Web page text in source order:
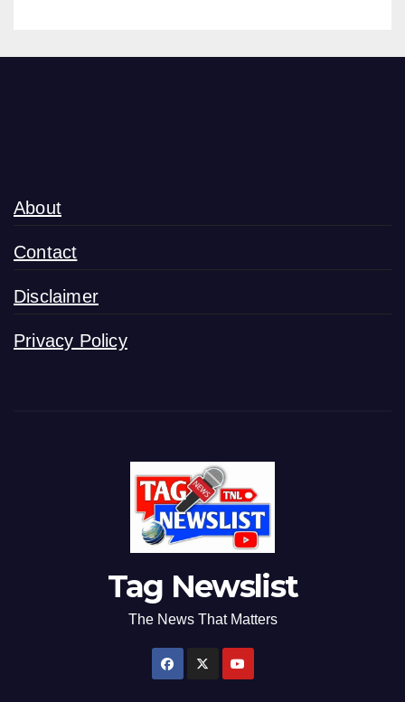
About
Contact
Disclaimer
Privacy Policy
Tag Newslist
The News That Matters